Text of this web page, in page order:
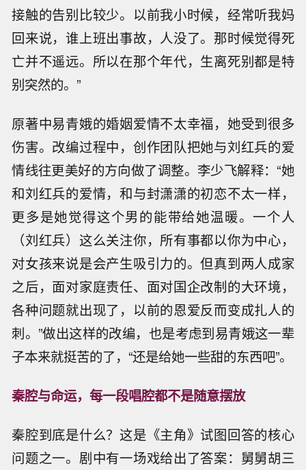
接触的告别比较少。以前我小时候，经常听我妈
回来说，谁上班出事故，人没了。那时候觉得死
亡并不遥远。所以在那个年代，生离死别都是特
别突然的。”
原著中易青娥的婚姻爱情不太幸福，她受到很多
伤害。改编过程中，创作团队把她与刘红兵的爱
情线往更美好的方向做了调整。李少飞解释：“她
和刘红兵的爱情，和与封潇潇的初恋不太一样，
更多是她觉得这个男的能带给她温暖。一个人
（刘红兵）这么关注你，所有事都以你为中心，
对女孩来说是会产生吸引力的。但真到两人成家
之后，面对家庭责任、面对国企改制的大环境，
各种问题就出现了，以前的恩爱反而变成扎人的
刺。”做出这样的改编，也是考虑到易青娥这一辈
子本来就挺苦的了，“还是给她一些甜的东西吧”。
秦腔与命运，每一段唱腔都不是随意摆放
秦腔到底是什么？这是《主角》试图回答的核心
问题之一。剧中有一场戏给出了答案：舅舅胡三